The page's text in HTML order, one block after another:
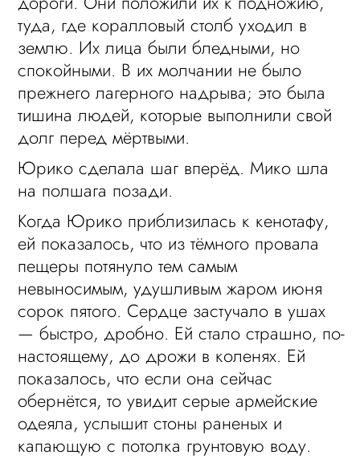
туда, где коралловый столб уходил в
землю. Их лица были бледными, но
спокойными. В их молчании не было
прежнего лагерного надрыва; это была
тишина людей, которые выполнили свой
долг перед мёртвыми.
Юрико сделала шаг вперёд. Мико шла
на полшага позади.
Когда Юрико приблизилась к кенотафу,
ей показалось, что из тёмного провала
пещеры потянуло тем самым
невыносимым, удушливым жаром июня
сорок пятого. Сердце застучало в ушах
— быстро, дробно. Ей стало страшно, по-
настоящему, до дрожи в коленях. Ей
показалось, что если она сейчас
обернётся, то увидит серые армейские
одеяла, услышит стоны раненых и
капающую с потолка грунтовую воду.